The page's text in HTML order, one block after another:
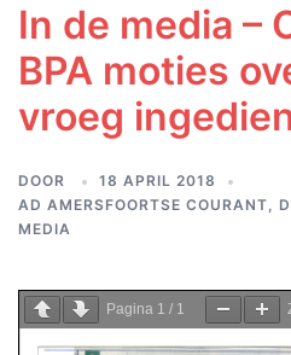
In de media –
BPA moties
vroeg
DOOR
18 APRIL 2018
AD AMERSFOORTSE COURANT,
MEDIA
Pagina 1 / 1